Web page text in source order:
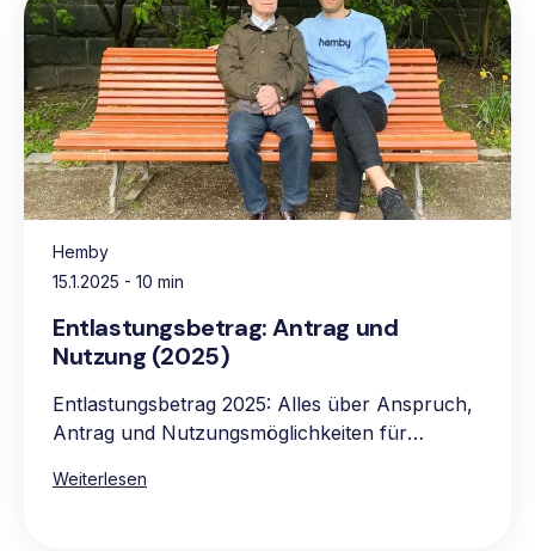
Hemby
15.1.2025 - 10 min
Entlastungsbetrag: Antrag und
Nutzung (2025)
Entlastungsbetrag 2025: Alles über Anspruch,
Antrag und Nutzungsmöglichkeiten für
Weiterlesen